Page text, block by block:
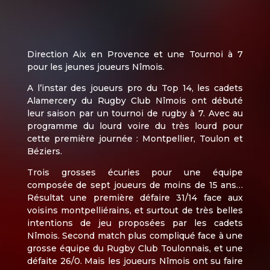
Direction Aix en Provence et une Tournoi à 7
pour les jeunes joueurs Nîmois.
A l’instar des joueurs pro du Top 14, les cadets
Alamercery du Rugby Club Nîmois ont débuté
leur saison par un tournoi de rugby à 7. Avec au
programme du lourd voire du très lourd pour
cette première journée : Montpellier, Toulon et
Béziers.
Trois grosses écuries pour une équipe
composée de sept joueurs de moins de 15 ans…
Résultat une première défaire 31/14 face aux
voisins montpelliérains, et surtout de très belles
intentions de jeu proposées par les cadets
Nîmois. Second match plus compliqué face à une
grosse équipe du Rugby Club Toulonnais, et une
défaite 26/0. Mais les joueurs Nîmois ont su faire